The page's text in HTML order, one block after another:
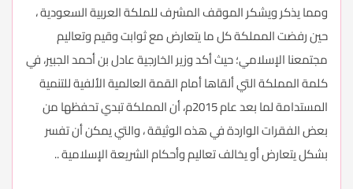
ومما يذكر ويشكر الموقف المشرف للملكة العربية السعودية ،
حين رفضت المملكة كل ما يتعارض مع ثوابت وقيم وتعاليم
مجتمعنا الإسلامي؛ حيث أكد وزير الخارجية عادل بن أحمد الجبير، في
كلمة المملكة التي ألقاها أمام القمة العالمية الألفية للتنمية
المستدامة لما بعد عام 2015م، أن المملكة تبدي تحفظها من
بعض الفقرات الواردة في هذه الوثيقة ، والتي يمكن أن تفسر
بشكل يتعارض أو يخالف تعاليم وأحكام الشريعة الإسلامية ..